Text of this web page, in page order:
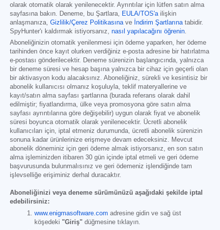
olarak otomatik olarak yenilenecektir. Ayrıntılar için lütfen satın alma
sayfasına bakın. Deneme, bu Şartlara, EULA/TOS'ailişkin
anlaşmanıza, Gizlilik/Çerez Politikasınave İndirim Şartlarınatabidir.
SpyHunter'ı kaldırmak istiyorsanız, nasıl yapılacağını öğrenin.
Aboneliğinizin otomatik yenilenmesi için ödeme yaparken, her ödeme
tarihinden önce kayıt olurken verdiğiniz e-posta adresine bir hatırlatma
e-postası gönderilecektir. Deneme sürenizin başlangıcında, yalnızca
bir deneme süresi ve hesap başına yalnızca bir cihaz için geçerli olan
bir aktivasyon kodu alacaksınız. Aboneliğiniz, sürekli ve kesintisiz bir
abonelik kullanıcısı olmanız koşuluyla, teklif materyallerine ve
kayıt/satın alma sayfası şartlarına (burada referans olarak dahil
edilmiştir; fiyatlandırma, ülke veya promosyona göre satın alma
sayfası ayrıntılarına göre değişebilir) uygun olarak fiyat ve abonelik
süresi boyunca otomatik olarak yenilenecektir. Ücretli abonelik
kullanıcıları için, iptal etmeniz durumunda, ücretli abonelik sürenizin
sonuna kadar ürünlerinize erişmeye devam edeceksiniz. Mevcut
abonelik döneminiz için geri ödeme almak istiyorsanız, en son satın
alma işleminizden itibaren 30 gün içinde iptal etmeli ve geri ödeme
başvurusunda bulunmalısınız ve geri ödemeniz işlendiğinde tam
işlevselliğe erişiminiz derhal duracaktır.
Aboneliğinizi veya deneme sürümünüzü aşağıdaki şekilde iptal
edebilirsiniz:
www.enigmasoftware.com adresine gidin ve sağ üst
köşedeki "Giriş" düğmesine tıklayın.